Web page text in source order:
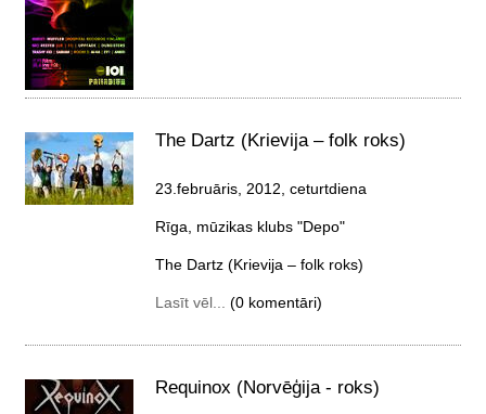
The Dartz (Krievija – folk roks)
23.februāris, 2012, ceturtdiena
Rīga, mūzikas klubs "Depo"
The Dartz (Krievija – folk roks)
Lasīt vēl... (0 komentāri)
Requinox (Norvēģija - roks)